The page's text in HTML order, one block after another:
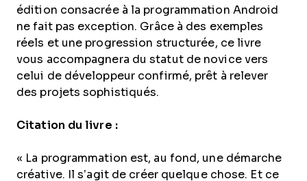
édition consacrée à la programmation Android
ne fait pas exception. Grâce à des exemples
réels et une progression structurée, ce livre
vous accompagnera du statut de novice vers
celui de développeur confirmé, prêt à relever
des projets sophistiqués.
Citation du livre :
« La programmation est, au fond, une démarche
créative. Il s’agit de créer quelque chose. Et ce